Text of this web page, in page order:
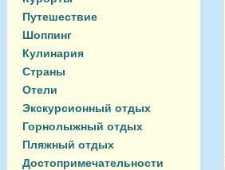
Путешествие
Шоппинг
Кулинария
Страны
Отели
Экскурсионный отдых
Горнолыжный отдых
Пляжный отдых
Достопримечательности